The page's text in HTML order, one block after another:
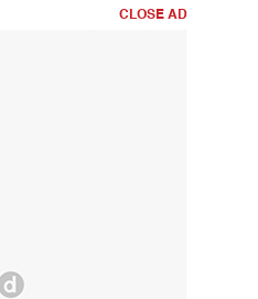
CLOSE AD